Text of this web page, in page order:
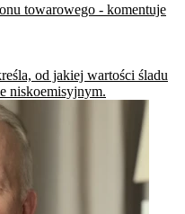
towarowego - komentuje
od jakiej wartości śladu
niskoemisyjnym.